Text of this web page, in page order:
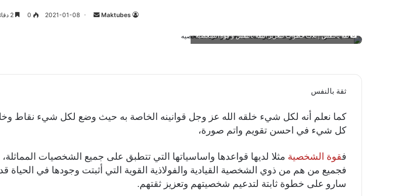
Maktubes
أرسل2021-01-08
0 2 دقائق
ثقة بالنفس | ثلاث خطوات لتعزيز الثقة بالنفس و قوة الشخصية
ثقة بالنفس
كما نعلم أنه لكل شيء خلقه الله عز وجل قوانينه الخاصة به حيث وضع لكل شيء نقاط
كل شيء في احسن تقويم واتم صورة،
فقوة الشخصية مثلا لديها قواعدها واساسياتها التي تتطبق على جميع الشخصيات المماثلة،
فجميع من هم من ذوي الشخصية القيادية والفولاذية القوية التي أثبتت وجودها في الحياة قد
سارو على خطوة ثابتة لتدعيم شخصيتهم وتعزيز ثقتهم.